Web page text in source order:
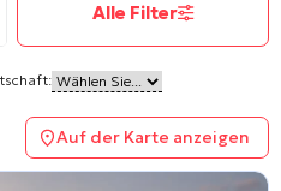
Alle Filter
Auf der Karte anzeigen